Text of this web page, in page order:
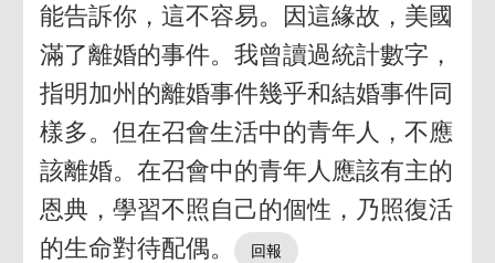
能告訴你，這不容易。因這緣故，美國
滿了離婚的事件。我曾讀過統計數字，
指明加州的離婚事件幾乎和結婚事件同
樣多。但在召會生活中的青年人，不應
該離婚。在召會中的青年人應該有主的
恩典，學習不照自己的個性，乃照復活
的生命對待配偶。